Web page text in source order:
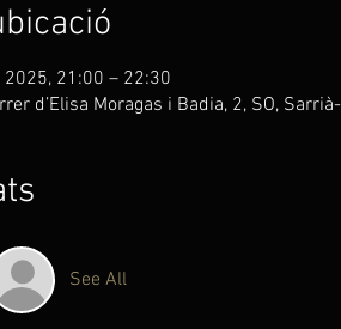
2025, 21:00 – 22:30
d’Elisa Moragas i Badia, 2, SO,
See All